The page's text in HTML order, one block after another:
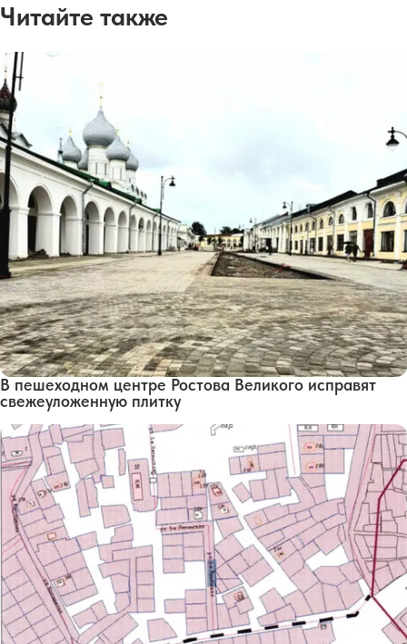
Читайте также
В пешеходном центре Ростова Великого исправят
свежеуложенную плитку